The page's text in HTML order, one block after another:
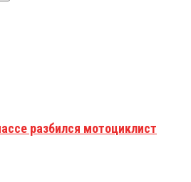
разбился мотоциклист